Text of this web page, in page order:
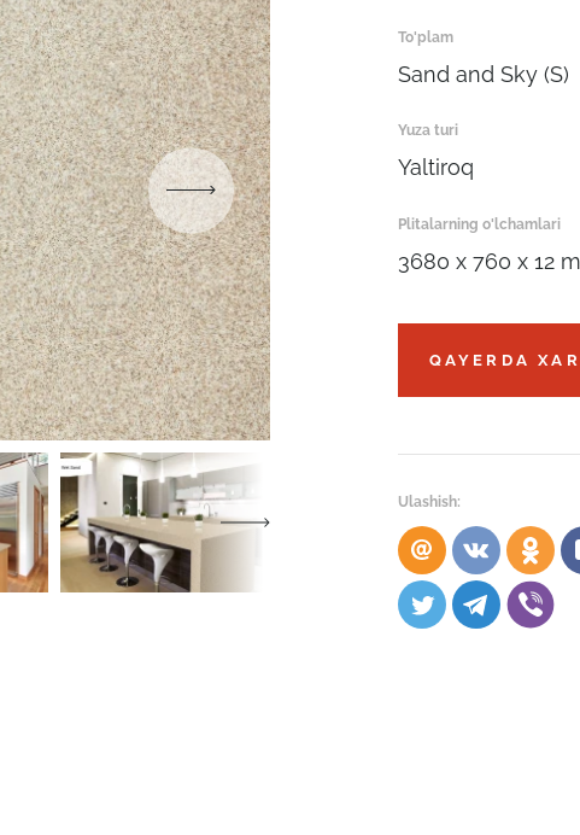
To'plam
Sand and Sky (S)
Yuza turi
Yaltiroq
Plitalarning o'lchamlari
3680 x 760 x 12
QAYERDA
Ulashish:
tasdiqlang
ARIZANI YUBORISH
tasdiqlang
LOYIHANI YUBORISH
tasdiqlang
YUBORISH